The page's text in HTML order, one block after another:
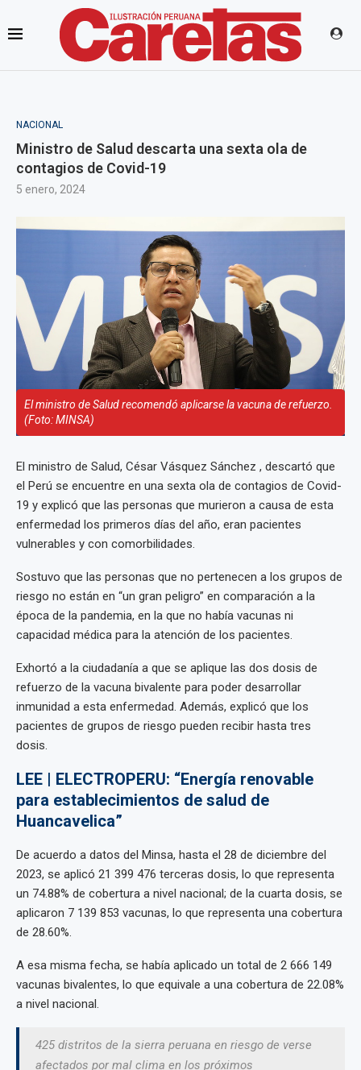
NACIONAL
Ministro de Salud descarta una sexta ola de
contagios de Covid-19
5 enero, 2024
El ministro de Salud recomendó aplicarse la vacuna de refuerzo.
(Foto: MINSA)
El ministro de Salud, César Vásquez Sánchez , descartó que
el Perú se encuentre en una sexta ola de contagios de Covid-
19 y explicó que las personas que murieron a causa de esta
enfermedad los primeros días del año, eran pacientes
vulnerables y con comorbilidades.
Sostuvo que las personas que no pertenecen a los grupos de
riesgo no están en “un gran peligro” en comparación a la
época de la pandemia, en la que no había vacunas ni
capacidad médica para la atención de los pacientes.
Exhortó a la ciudadanía a que se aplique las dos dosis de
refuerzo de la vacuna bivalente para poder desarrollar
inmunidad a esta enfermedad. Además, explicó que los
pacientes de grupos de riesgo pueden recibir hasta tres
dosis.
LEE | ELECTROPERU: “Energía renovable
para establecimientos de salud de
Huancavelica”
De acuerdo a datos del Minsa, hasta el 28 de diciembre del
2023, se aplicó 21 399 476 terceras dosis, lo que representa
un 74.88% de cobertura a nivel nacional; de la cuarta dosis, se
aplicaron 7 139 853 vacunas, lo que representa una cobertura
de 28.60%.
A esa misma fecha, se había aplicado un total de 2 666 149
vacunas bivalentes, lo que equivale a una cobertura de 22.08%
a nivel nacional.
425 distritos de la sierra peruana en riesgo de verse
afectados por mal clima en los próximos